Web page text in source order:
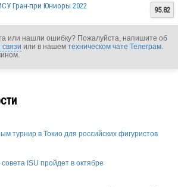
Гран-при Юниоры 2022
95.82
или нашли ошибку? Пожалуйста, напишите об
или в нашем техническом чате Телеграм
турнир в Токио для российских фигуристов
ISU пройдет в октябре